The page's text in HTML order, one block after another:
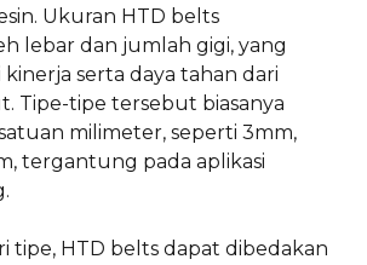
Ukuran HTD belts
lebar dan jumlah gigi, yang
serta daya tahan dari
Tipe-tipe tersebut biasanya
milimeter, seperti 3mm,
tergantung pada aplikasi
tipe, HTD belts dapat dibedakan